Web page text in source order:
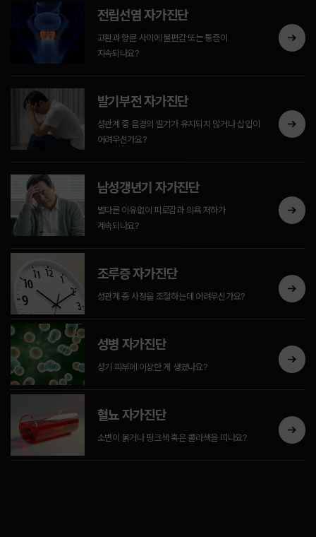
전립선염 자가진단
고환과 항문 사이에 불편감 또는 통증이
지속되나요?
발기부전 자가진단
성관계 중 음경의 발기가 유지되지 않거나 삽입이
어려우신가요?
남성갱년기 자가진단
별다른 이유없이 피로감과 의욕 저하가
계속되나요?
조루증 자가진단
성관계 중 사정을 조절하는데 어려우신가요?
성병 자가진단
성기 피부에 이상한 게 생겼나요?
혈뇨 자가진단
소변이 붉거나 핑크색 혹은 콜라색을 띠나요?